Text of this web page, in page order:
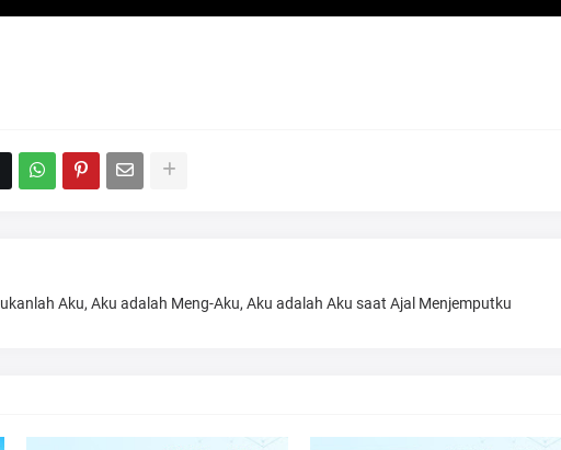
Aku, Aku adalah Meng-Aku, Aku adalah Aku saat Ajal Menjemputku